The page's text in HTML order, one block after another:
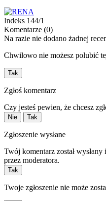
Indeks 144/1
Komentarze (0)
Na razie nie dodano żadnej
Chwilowo nie możesz polubić
Tak
Zgłoś komentarz
Czy jesteś pewien, że chcesz
Nie Tak
Zgłoszenie wysłane
Twój komentarz został
przez moderatora.
Tak
Twoje zgłoszenie nie może